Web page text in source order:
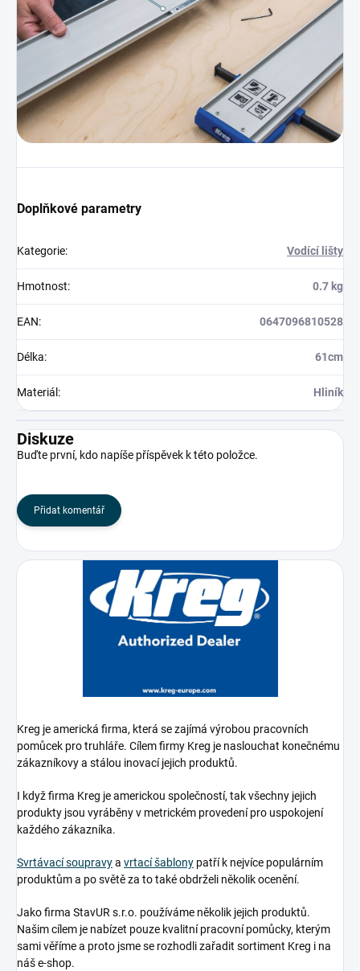
Doplňkové parametry
Kategorie: Vodící lišty
Hmotnost: 0.7 kg
EAN: 0647096810528
Délka: 61cm
Materiál : Hliník
Diskuze
Buďte první, kdo napíše příspěvek k této položce.
Přidat komentář
Kreg je americká firma, která se zajímá výrobou pracovních
pomůcek pro truhláře. Cílem firmy Kreg je naslouchat konečnému
zákazníkovy a stálou inovací jejich produktů.
I když firma Kreg je americkou společností, tak všechny jejich
produkty jsou vyráběny v metrickém provedení pro uspokojení
každého zákazníka.
Svrtávací soupravya vrtací šablony patří k nejvíce populárním
produktům a po světě za to také obdrželi několik ocenění.
Jako firma StavUR s.r.o. používáme několik jejich produktů.
Našim cílem je nabízet pouze kvalitní pracovní pomůcky, kterým
sami věříme a proto jsme se rozhodli zařadit sortiment Kreg i na
náš e-shop.